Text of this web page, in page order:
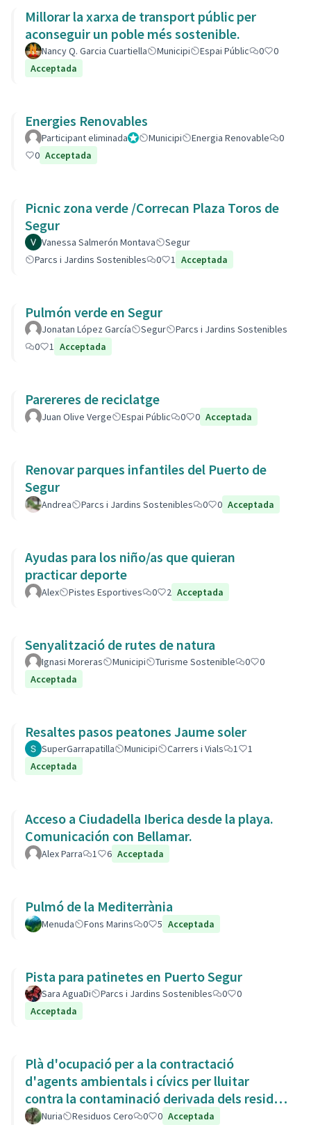
Millorar la xarxa de transport públic per
aconseguir un poble més sostenible.
Nancy Q. Garcia Cuartiella Municipi Espai Públic 0
0
Acceptada
Energies Renovables
Participant eliminadaAdministrador
Municipi Energia Renovable
0
0 Acceptada
Picnic zona verde /Correcan Plaza Toros de
Segur
Vanessa Salmerón Montava
Segur
Parcs i Jardins Sostenibles
0 1 Acceptada
Pulmón verde en Segur
Jonatan López García Segur
Parcs i Jardins Sostenibles
0
1 Acceptada
Parereres de reciclatge
Juan Olive Verge Espai Públic 0 0 Acceptada
Renovar parques infantiles del Puerto de
Segur
Andrea Parcs i Jardins Sostenibles 0 0 Acceptada
Ayudas para los niño/as que quieran
practicar deporte
Alex Pistes Esportives 0 2 Acceptada
Senyalització de rutes de natura
Ignasi Moreras Municipi Turisme Sostenible 0
0
Acceptada
Resaltes pasos peatones Jaume soler
SuperGarrapatilla Municipi Carrers i Vials 1
1
Acceptada
Acceso a Ciudadella Iberica desde la playa.
Comunicación con Bellamar.
Alex Parra 1 6 Acceptada
Pulmó de la Mediterrània
Menuda Fons Marins 0 5 Acceptada
Pista para patinetes en Puerto Segur
Sara AguaDi Parcs i Jardins Sostenibles 0
0
Acceptada
Plà d'ocupació per a la contractació
d'agents ambientals i cívics per lluitar
contra la contaminació derivada dels residus
de la Còvid-19
Nuria Residuos Cero 0 0 Acceptada